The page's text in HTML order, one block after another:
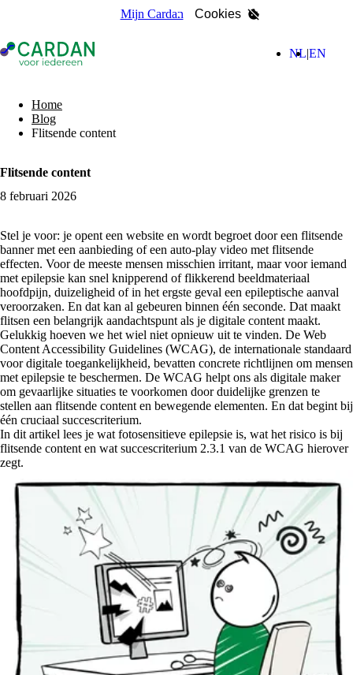
Mijn Cardan Cookies
- Home pagina
zoekenNL EN
Home
Blog
Flitsende content
Flitsende content
8 februari 2026
Stel je voor: je opent een website en wordt begroet door een flitsende
banner met een aanbieding of een auto-play video met flitsende
effecten. Voor de meeste mensen misschien irritant, maar voor iemand
met epilepsie kan snel knipperend of flikkerend beeldmateriaal
hoofdpijn, duizeligheid of in het ergste geval een epileptische aanval
veroorzaken. En dat kan al gebeuren binnen één seconde. Dat maakt
flitsen een belangrijk aandachtspunt als je digitale content maakt.
Gelukkig hoeven we het wiel niet opnieuw uit te vinden. De Web
Content Accessibility Guidelines (WCAG), de internationale standaard
voor digitale toegankelijkheid, bevatten concrete richtlijnen om mensen
met epilepsie te beschermen. De WCAG helpt ons als digitale maker
om gevaarlijke situaties te voorkomen door duidelijke grenzen te
stellen aan flitsende content en bewegende elementen. En dat begint bij
één cruciaal succescriterium.
In dit artikel lees je wat fotosensitieve epilepsie is, wat het risico is bij
flitsende content en wat succescriterium 2.3.1 van de WCAG hierover
zegt.